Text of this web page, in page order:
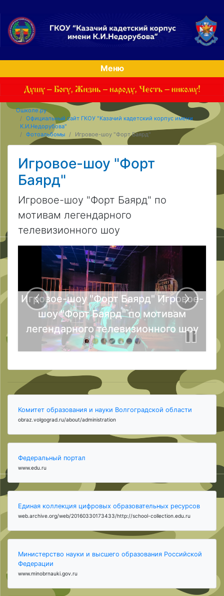
Меню
Ошколе.ру
Официальный сайт ГКОУ "Казачий кадетский корпус имени
К.И.Недорубова"
Фотоальбомы
Игровое-шоу "Форт Баярд"
Игровое-шоу "Форт
Баярд"
Игровое-шоу "Форт Баярд" по
мотивам легендарного
телевизионного шоу
Игровое-шоу "Форт Баярд" Игровое-
шоу "Форт Баярд" по мотивам
легендарного телевизионного шоу
Комитет образования и науки Волгоградской области
obraz.volgograd.ru/about/administration
Федеральный портал
www.edu.ru
Единая коллекция цифровых образовательных ресурсов
web.archive.org/web/20160330173433/http://school-collection.edu.ru
Министерство науки и высшего образования Российской
Федерации
www.minobrnauki.gov.ru